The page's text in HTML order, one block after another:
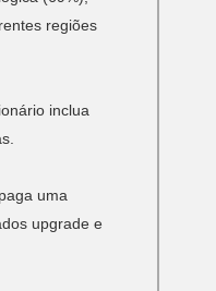
regiões
inclua
uma
upgrade e